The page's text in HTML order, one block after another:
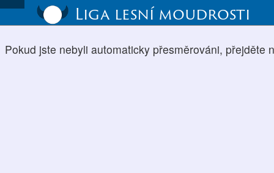
Liga lesní moudrosti
Pokud jste nebyli automaticky přesměrováni, přejděte